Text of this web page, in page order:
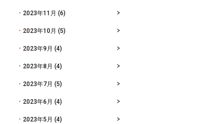
2023年11月 (6)
2023年10月 (5)
2023年9月 (4)
2023年8月 (4)
2023年7月 (5)
2023年6月 (4)
2023年5月 (4)